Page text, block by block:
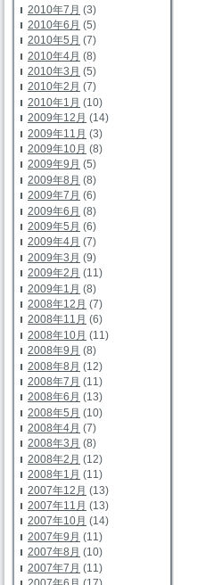
2010年7月 (3)
2010年6月 (5)
2010年5月 (7)
2010年4月 (8)
2010年3月 (5)
2010年2月 (7)
2010年1月 (10)
2009年12月 (14)
2009年11月 (3)
2009年10月 (8)
2009年9月 (5)
2009年8月 (8)
2009年7月 (6)
2009年6月 (8)
2009年5月 (6)
2009年4月 (7)
2009年3月 (9)
2009年2月 (11)
2009年1月 (8)
2008年12月 (7)
2008年11月 (6)
2008年10月 (11)
2008年9月 (8)
2008年8月 (12)
2008年7月 (11)
2008年6月 (13)
2008年5月 (10)
2008年4月 (7)
2008年3月 (8)
2008年2月 (12)
2008年1月 (11)
2007年12月 (13)
2007年11月 (13)
2007年10月 (14)
2007年9月 (11)
2007年8月 (10)
2007年7月 (11)